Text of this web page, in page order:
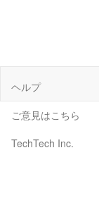
ヘルプ
ご意見はこちら
TechTech Inc.